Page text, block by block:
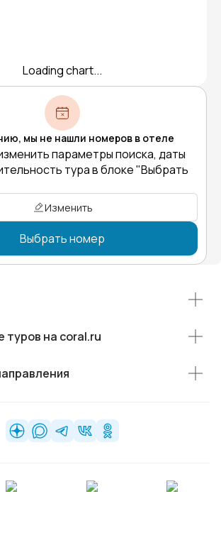
Loading chart...
мы не нашли номеров в отеле
параметры поиска, даты
тура в блоке "Выбрать
Изменить
Выбрать номер
туров на coral.ru